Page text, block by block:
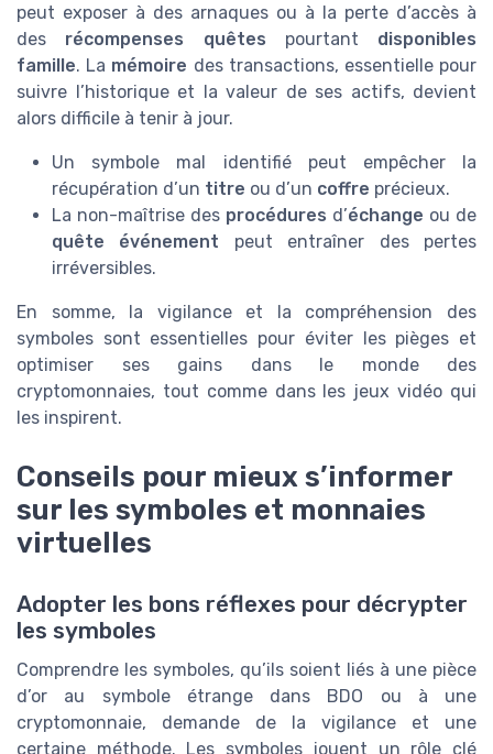
peut exposer à des arnaques ou à la perte d’accès à
des récompenses quêtes pourtant disponibles
famille. La mémoire des transactions, essentielle pour
suivre l’historique et la valeur de ses actifs, devient
alors difficile à tenir à jour.
Un symbole mal identifié peut empêcher la
récupération d’un titre ou d’un coffre précieux.
La non-maîtrise des procédures d’échange ou de
quête événement peut entraîner des pertes
irréversibles.
En somme, la vigilance et la compréhension des
symboles sont essentielles pour éviter les pièges et
optimiser ses gains dans le monde des
cryptomonnaies, tout comme dans les jeux vidéo qui
les inspirent.
Conseils pour mieux s’informer
sur les symboles et monnaies
virtuelles
Adopter les bons réflexes pour décrypter
les symboles
Comprendre les symboles, qu’ils soient liés à une pièce
d’or au symbole étrange dans BDO ou à une
cryptomonnaie, demande de la vigilance et une
certaine méthode. Les symboles jouent un rôle clé